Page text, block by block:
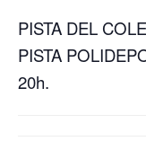
PISTA DEL
PISTA
20h.